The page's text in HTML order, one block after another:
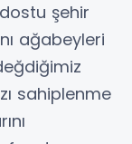
şehir
ağabeyleri
sahiplenme